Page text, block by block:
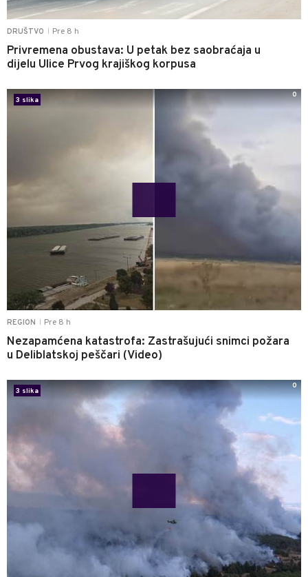
DRUŠTVO Pre 8 h
Privremena obustava: U petak bez saobraćaja u
dijelu Ulice Prvog krajiškog korpusa
REGION Pre 8 h
Nezapamćena katastrofa: Zastrašujući snimci požara
u Deliblatskoj peščari (Video)
3 slika
0
3 slika
0